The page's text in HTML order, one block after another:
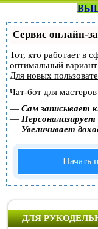
Сервис онлайн-
Тот, кто работает в
оптимальный
Для новых
Чат-бот для
— Сам записывает
—
— Увеличивает
Начать
ДЛЯ